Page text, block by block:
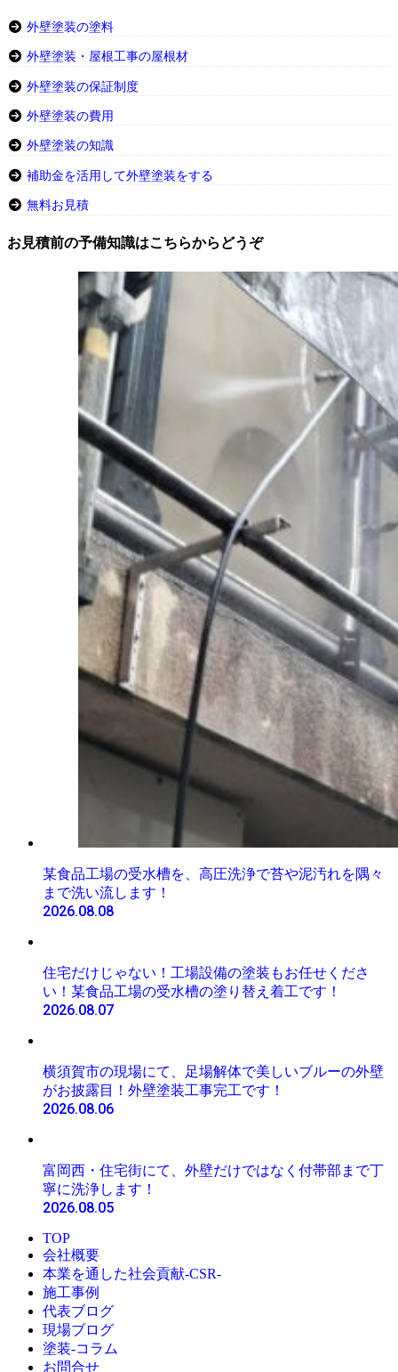
外壁塗装の塗料
外壁塗装・屋根工事の屋根材
外壁塗装の保証制度
外壁塗装の費用
外壁塗装の知識
補助金を活用して外壁塗装をする
無料お見積
お見積前の予備知識はこちらからどうぞ
某食品工場の受水槽を、高圧洗浄で苔や泥汚れを隅々
まで洗い流します！
2026.08.08
住宅だけじゃない！工場設備の塗装もお任せくださ
い！某食品工場の受水槽の塗り替え着工です！
2026.08.07
横須賀市の現場にて、足場解体で美しいブルーの外壁
がお披露目！外壁塗装工事完工です！
2026.08.06
富岡西・住宅街にて、外壁だけではなく付帯部まで丁
寧に洗浄します！
2026.08.05
TOP
会社概要
本業を通した社会貢献-CSR-
施工事例
代表ブログ
現場ブログ
塗装-コラム
お問合せ